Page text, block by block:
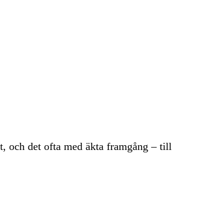
och det ofta med äkta framgång – till